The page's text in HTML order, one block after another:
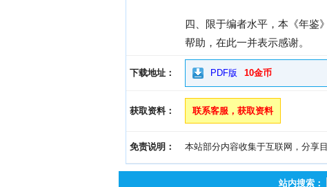
四、限于编者水平，本《年鉴
帮助，在此一并表示感谢。
下载地址： PDF版 10金币
获取资料： 联系客服，获取资料
免责说明： 本站部分内容收集于互联网，分享
站内搜索：